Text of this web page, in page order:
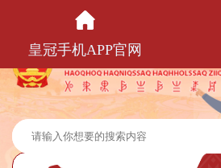
皇冠手机APP官网
皇冠手机APP官网